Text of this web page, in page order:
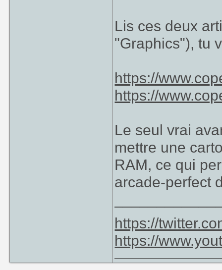
Lis ces deux
"Graphics"), tu
https://
https://
Le seul vrai
mettre une
RAM, ce qui
arcade-perfect
https://
https://